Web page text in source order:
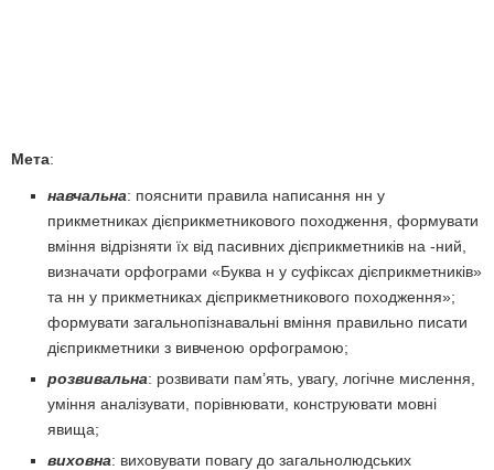
Мета:
навчальна: пояснити правила написання нн у
прикметниках дієприк­метникового походження, формувати
вміння відрізняти їх від пасивних дієприкметників на -ний,
визначати орфограми «Буква н у суфіксах дієприкметників»
та нн у прикметниках дієприкметникового похо­дження»;
формувати загальнопізнавальні вміння правильно писати
дієприкметники з вивченою орфограмою;
розвивальна: розвивати пам’ять, увагу, логічне мислення,
уміння ана­лізувати, порівнювати, конструювати мовні
явища;
виховна: виховувати повагу до загальнолюдських